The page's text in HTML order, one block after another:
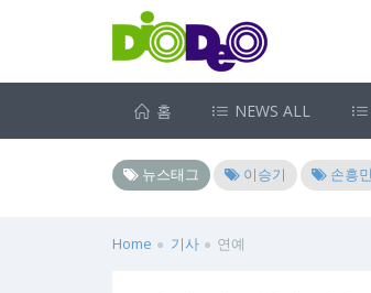
홈 NEWS ALL
뉴스태그 이승기 손흥민
Home 기사 연예